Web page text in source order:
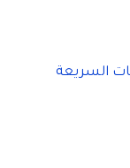
السريعة